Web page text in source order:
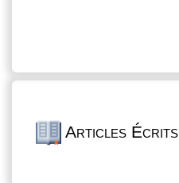
Articles Écrits